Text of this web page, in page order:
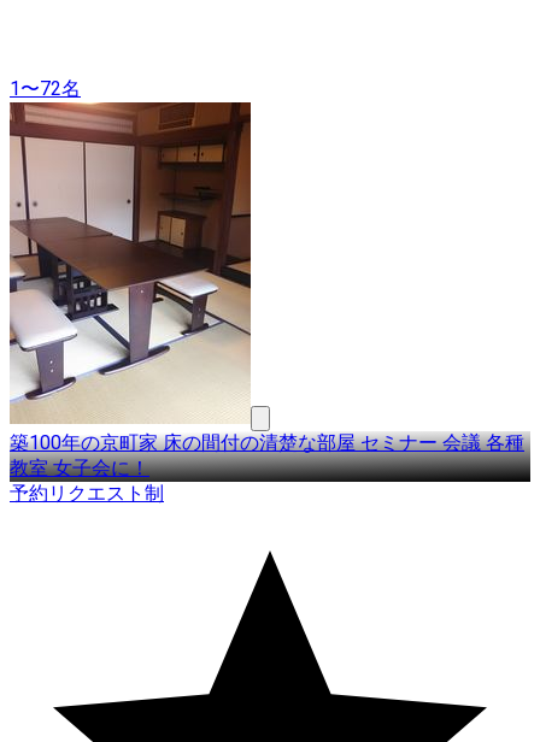
1〜72名
築100年の京町家 床の間付の清楚な部屋 セミナー 会議 各種
教室 女子会に！
予約リクエスト制